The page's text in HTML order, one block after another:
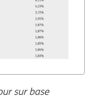
sur base